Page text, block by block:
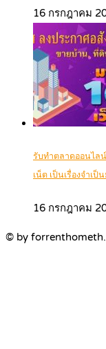
16 กรกฎาคม
รับทำตลาดออนไล
เน็ต เป็นเรื่องจำเ
16 กรกฎาคม
© by